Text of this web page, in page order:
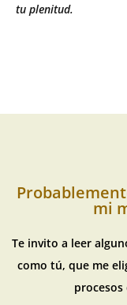
tu plenitud.
mi
Te invito a leer
como tú, que me